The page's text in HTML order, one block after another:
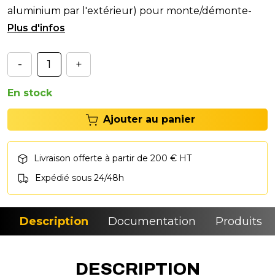
aluminium par l'extérieur) pour monte/démonte-
pneus CORGHI A210/A2XXX.#
- +
En stock
Ajouter au panier
Livraison offerte à partir de 200 € HT
Expédié sous 24/48h
Description Documentation Produits
DESCRIPTION